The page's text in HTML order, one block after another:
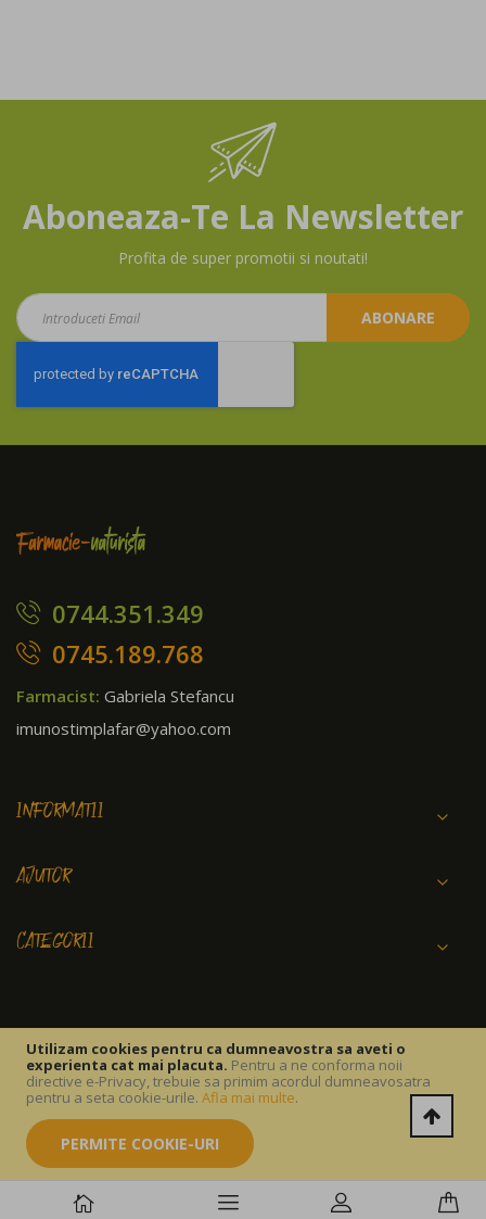
Utilizam cookies pentru ca dumneavostra sa aveti o
experienta cat mai placuta. Pentru a ne conforma noii
directive e-Privacy, trebuie sa primim acordul dumneavosatra
pentru a seta cookie-urile. Afla mai multe.
PERMITE COOKIE-URI
Aboneaza-Te La Newsletter
Profita de super promotii si noutati!
Aboneaza-
te
newsletter:
ABONARE
0744.351.349
0745.189.768
Farmacist: Gabriela Stefancu
imunostimplafar@yahoo.com
INFORMATII
AJUTOR
CATEGORII
Copyright © 2026 IMUNOSTIM FARM SRL.
Termeni si conditii